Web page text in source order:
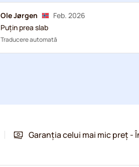
Ole Jørgen
Feb. 2026
Puțin prea slab
Traducere automată
Garanția celui mai mic preț